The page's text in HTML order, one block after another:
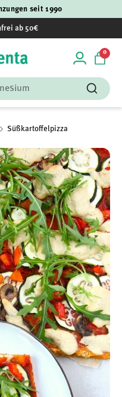
seit 1990
ab 50€
Einloggen
00
Suchen
Süßkartoffelpizza